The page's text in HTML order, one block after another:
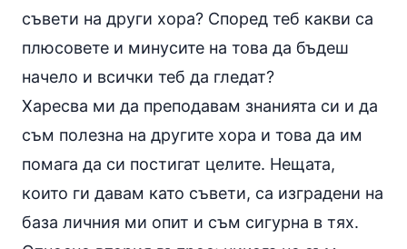
съвети на други хора? Според теб какви са
плюсовете и минусите на това да бъдеш
начело и всички теб да гледат?
Харесва ми да преподавам знанията си и да
съм полезна на другите хора и това да им
помага да си постигат целите. Нещата,
които ги давам като съвети, са изградени на
база личния ми опит и съм сигурна в тях.